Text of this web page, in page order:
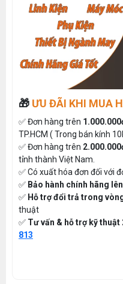
🎁 ƯU ĐÃI KHI MUA
✅ Đơn hàng trên
TP.HCM ( Trong bán kính
✅ Đơn hàng trên
tỉnh thành Việt Nam.
✅ Có xuất hóa đơn đối với
✅ Bảo hành chính hãng
✅ Hỗ trợ đổi trả trong
thuật
✅ Tư vấn & hỗ trợ kỹ thuật
813